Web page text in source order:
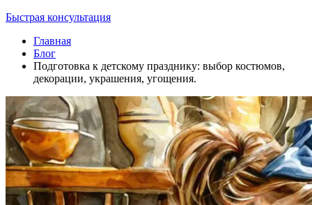
Быстрая консультация
Главная
Блог
Подготовка к детскому празднику: выбор костюмов,
декорации, украшения, угощения.